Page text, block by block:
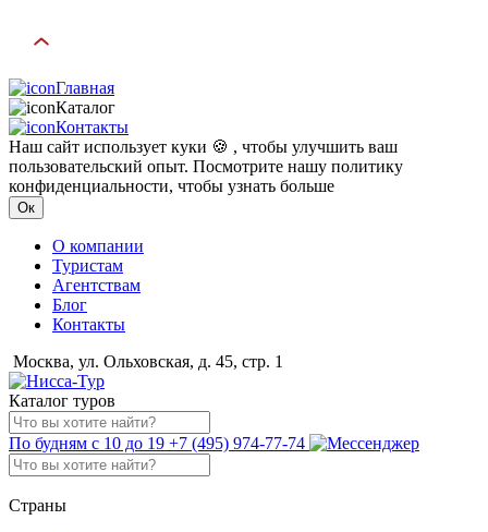
Главная
Каталог
Контакты
Наш сайт использует куки 🍪 , чтобы улучшить ваш
пользовательский опыт. Посмотрите нашу политику
конфиденциальности, чтобы узнать больше
Ок
О компании
Туристам
Агентствам
Блог
Контакты
Москва, ул. Ольховская, д. 45, стр. 1
Каталог туров
По будням с 10 до 19 +7 (495) 974-77-74
Страны